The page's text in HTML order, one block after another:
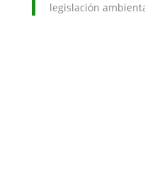
legislación